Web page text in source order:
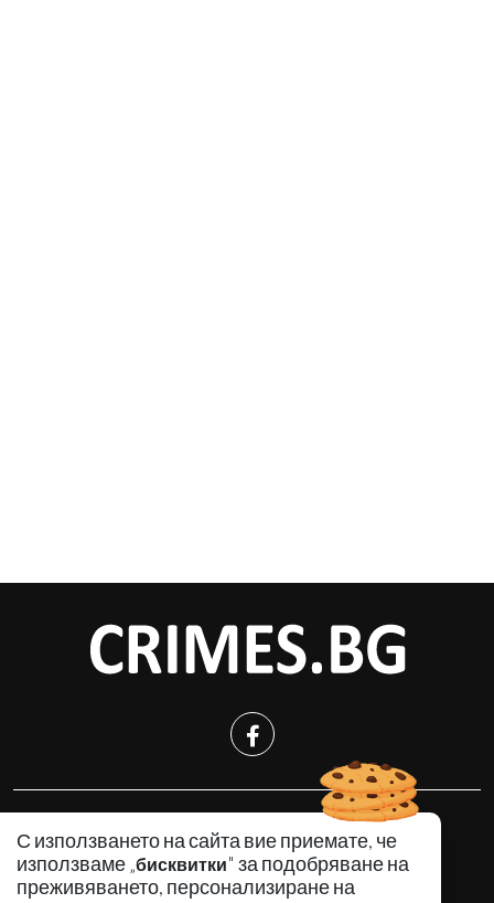
С използването на сайта вие приемате, че
използваме „бисквитки" за подобряване на
преживяването, персонализиране на
КРИМИНАЛНО
ИНЦИДЕНТИ
АНАЛИЗИ